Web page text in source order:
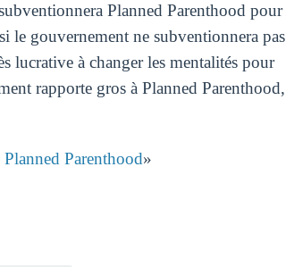
Planned Parenthood pour
le gouvernement ne subventionnera pas
lucrative à changer les mentalités pour
rapporte gros à Planned Parenthood,
Parenthood»